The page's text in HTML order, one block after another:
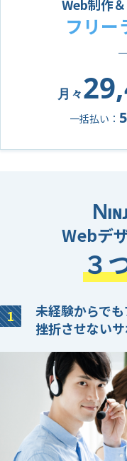
Web制作
フリー
月々
一括払い：
Webデ
３
未経験からで
挫折させない